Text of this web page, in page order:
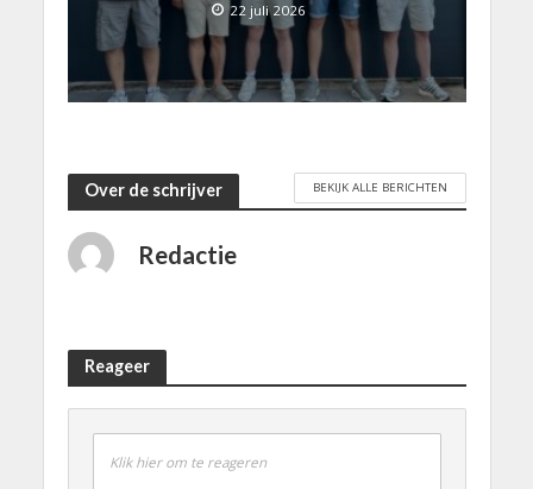
22 juli 2026
Over de schrijver BEKIJK ALLE BERICHTEN
Redactie
Reageer
Klik hier om te reageren